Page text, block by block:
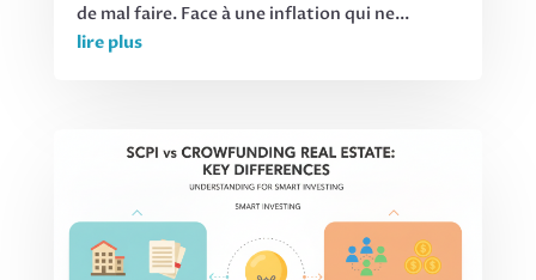
de mal faire. Face à une inflation qui ne...
lire plus